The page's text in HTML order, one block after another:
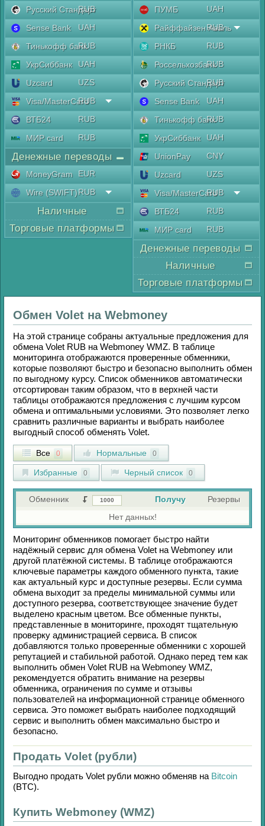
Русский Стандарт
RUB
Sense Bank
UAH
Тинькофф банкRUB
УкрСиббанк
UAH
Uzcard
UZS
Visa/MasterCard
RUB
ВТБ24
RUB
МИР card
RUB
Денежные переводы
MoneyGram
EUR
Wire (SWIFT)RUB
Наличные
Торговые платформы
ПУМБ
UAH
Райффайзен Аваль
RUB
РНКБ
RUB
РоссельхозбанкRUB
Русский Стандарт
RUB
Sense Bank
UAH
Тинькофф банкRUB
УкрСиббанк
UAH
UnionPay
CNY
Uzcard
UZS
Visa/MasterCard
RUB
ВТБ24
RUB
МИР card
RUB
Денежные переводы
Наличные
Торговые платформы
Обмен Volet на Webmoney
На этой странице собраны актуальные предложения для
обмена Volet RUB на Webmoney WMZ. В таблице
мониторинга отображаются проверенные обменники,
которые позволяют быстро и безопасно выполнить обмен
по выгодному курсу. Список обменников автоматически
отсортирован таким образом, что в верхней части
таблицы отображаются предложения с лучшим курсом
обмена и оптимальными условиями. Это позволяет легко
сравнить различные варианты и выбрать наиболее
выгодный способ обменять Volet.
Все 0 Нормальные 0
Избранные 0 Черный список 0
Обменник Получу
Резервы
Нет данных!
Мониторинг обменников помогает быстро найти
надёжный сервис для обмена Volet на Webmoney или
другой платёжной системы. В таблице отображаются
ключевые параметры каждого обменного пункта, такие
как актуальный курс и доступные резервы. Если сумма
обмена выходит за пределы минимальной суммы или
доступного резерва, соответствующее значение будет
выделено красным цветом. Все обменные пункты,
представленные в мониторинге, проходят тщательную
проверку администрацией сервиса. В список
добавляются только проверенные обменники с хорошей
репутацией и стабильной работой. Однако перед тем как
выполнить обмен Volet RUB на Webmoney WMZ,
рекомендуется обратить внимание на резервы
обменника, ограничения по сумме и отзывы
пользователей на информационной странице обменного
сервиса. Это поможет выбрать наиболее подходящий
сервис и выполнить обмен максимально быстро и
безопасно.
Продать Volet (рубли)
Выгодно продать Volet рубли можно обменяв на Bitcoin
(BTC).
Купить Webmoney (WMZ)